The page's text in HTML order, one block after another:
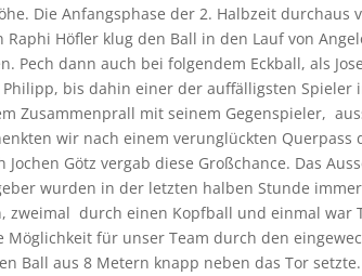
Die Anfangsphase der 2. Halbzeit
Raphi Höfler klug den Ball in den Lauf von
Pech dann auch bei folgendem Eckball, als
bis dahin einer der auffälligsten
Zusammenprall mit seinem Gegenspieler,
wir nach einem verunglückten
Jochen Götz vergab diese Großchance. Das
wurden in der letzten halben Stunde
zweimal durch einen Kopfball und einmal war
Möglichkeit für unser Team durch den
Ball aus 8 Metern knapp neben das Tor